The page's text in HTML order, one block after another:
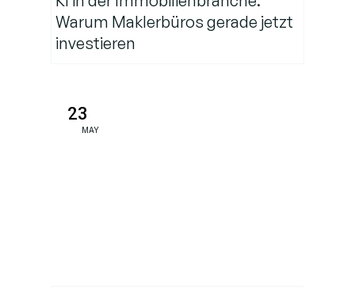
Ein
Warum Maklerbüros gerade jetzt
investieren
23
MAY